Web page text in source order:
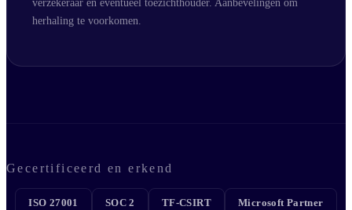
verzekeraar en eventueel toezichthouder. Aanbevelingen om
herhaling te voorkomen.
Gecertificeerd en erkend
ISO 27001 SOC 2 TF-CSIRT Microsoft Partner